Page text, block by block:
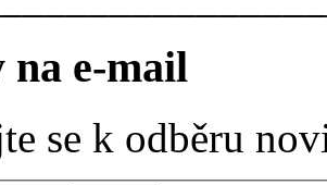
e-mail
se k odběru